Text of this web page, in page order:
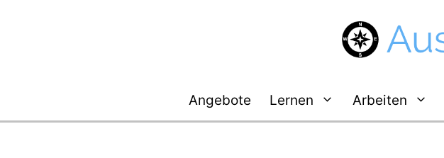
Angebote Lernen Arbeiten